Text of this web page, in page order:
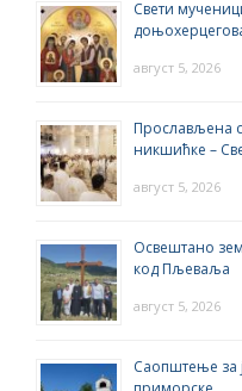
Свети
август 5, 2026
Прослављена
никшићке –
август 5, 2026
Освештано
код Пљеваља
август 5, 2026
Саопштење за